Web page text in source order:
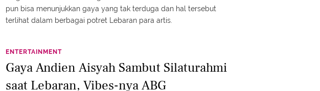
pun bisa menunjukkan gaya yang tak terduga dan hal tersebut
terlihat dalam berbagai potret Lebaran para artis.
ENTERTAINMENT
Gaya Andien Aisyah Sambut Silaturahmi
saat Lebaran, Vibes-nya ABG